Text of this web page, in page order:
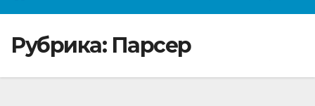
Рубрика: Парсер